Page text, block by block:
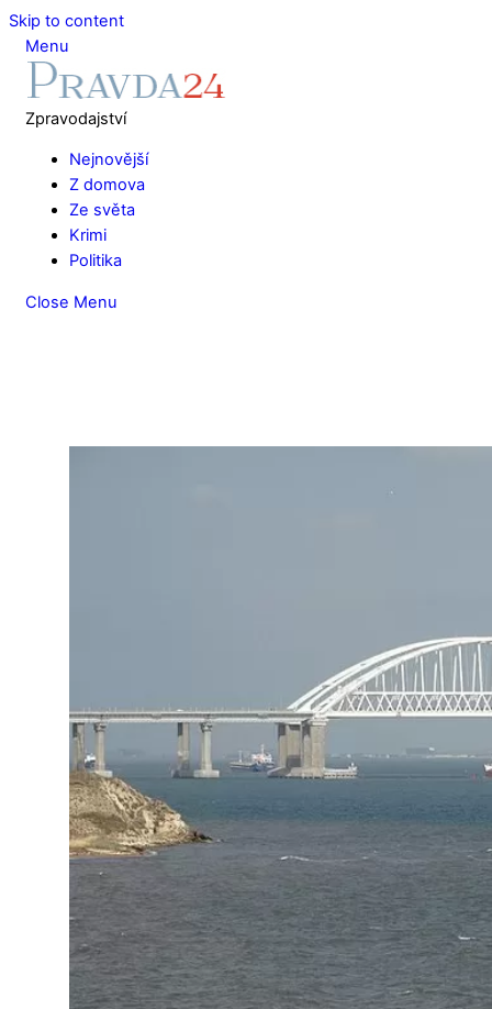
Skip to content
Menu
Zpravodajství
Nejnovější
Z domova
Ze světa
Krimi
Politika
Close Menu